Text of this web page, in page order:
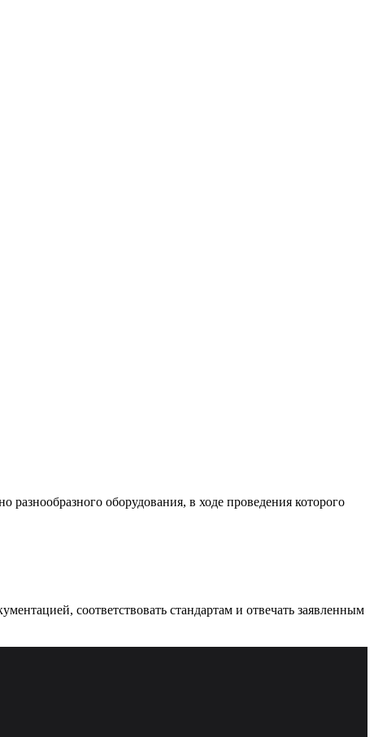
оборудования, в ходе проведения которого
соответствовать стандартам и отвечать заявленным